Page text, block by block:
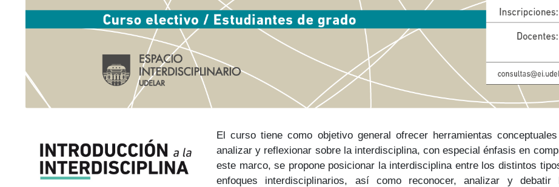
El curso tiene como objetivo general ofrecer herramientas
analizar y reflexionar sobre la interdisciplina, con especial énfasis en
este marco, se propone posicionar la interdisciplina entre los distintos
enfoques interdisciplinarios, así como reconocer, analizar y